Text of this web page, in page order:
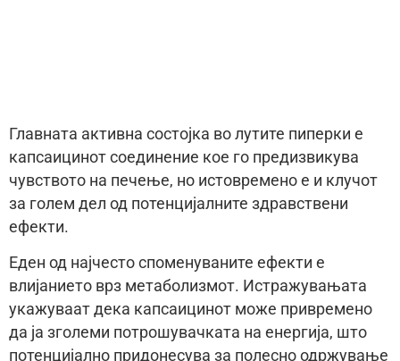
Главната активна состојка во лутите пиперки е
капсаицинот соединение кое го предизвикува
чувството на печење, но истовремено е и клучот
за голем дел од потенцијалните здравствени
ефекти.
Еден од најчесто споменуваните ефекти е
влијанието врз метаболизмот. Истражувањата
укажуваат дека капсаицинот може привремено
да ја зголеми потрошувачката на енергија, што
потенцијално придонесува за полесно одржување